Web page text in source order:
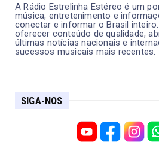
A Rádio Estrelinha Estéreo é um
música, entretenimento e
conectar e informar o Brasil
oferecer conteúdo de qualidade,
últimas notícias nacionais e
sucessos musicais mais recentes.
SIGA-NOS